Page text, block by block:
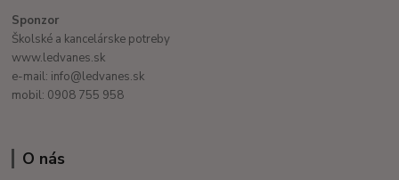
Sponzor
Školské a kancelárske potreby
www.ledvanes.sk
e-mail: info@ledvanes.sk
mobil: 0908 755 958
O nás